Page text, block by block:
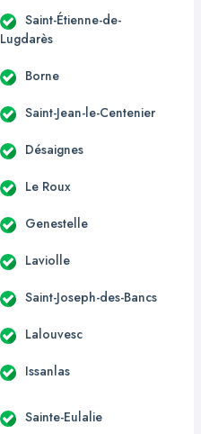
Saint-Étienne-de-
Lugdarès
Borne
Saint-Jean-le-Centenier
Désaignes
Le Roux
Genestelle
Laviolle
Saint-Joseph-des-Bancs
Lalouvesc
Issanlas
Sainte-Eulalie